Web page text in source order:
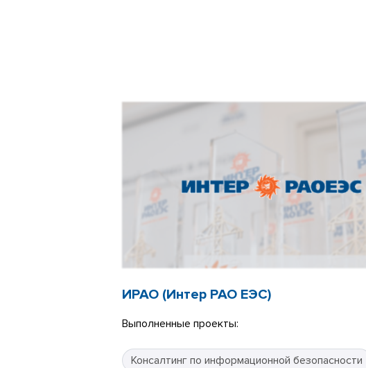
ИРАО (Интер РАО ЕЭС)
Выполненные проекты:
Консалтинг по информационной безопасности